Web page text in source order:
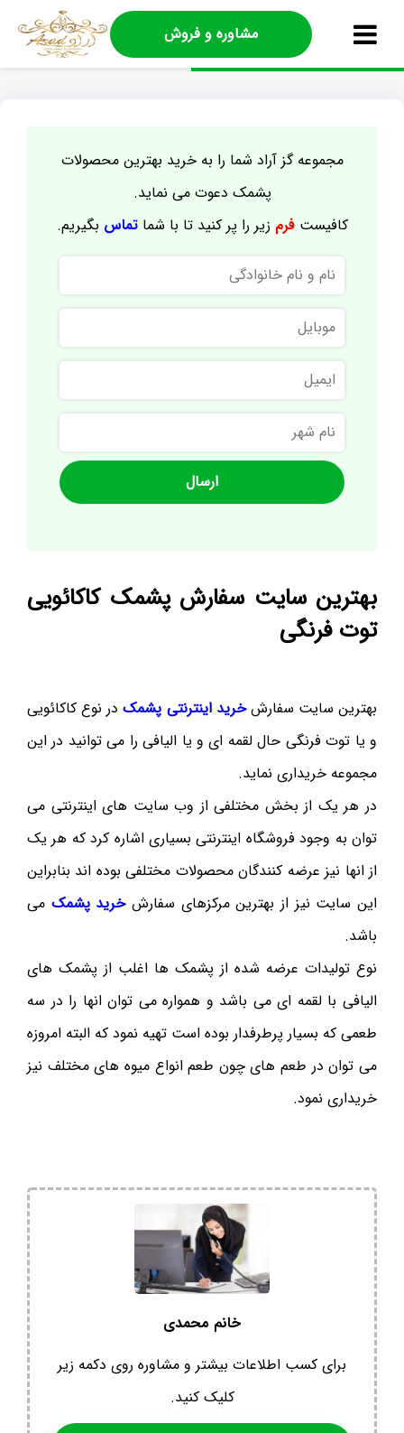
مشاوره و فروش
مجموعه گز آراد شما را به خرید بهترین محصولات
پشمک دعوت می نماید.
کافیستفرم زیر را پر کنید تا با شماتماس بگیریم.
نام
و
نام
خانوادگی
موبایل
ایمیل
نام
شهر
بهترین سایت سفارش پشمک کاکائویی
توت فرنگی
بهترین سایت سفارشخرید اینترنتی پشمکدر نوع کاکائویی
و یا توت فرنگی حال لقمه ای و یا الیافی را می توانید در این
مجموعه خریداری نماید.
در هر یک از بخش مختلفی از وب سایت های اینترنتی می
توان به وجود فروشگاه اینترنتی بسیاری اشاره کرد که هر یک
از انها نیز عرضه کنندگان محصولات مختلفی بوده اند بنابراین
این سایت نیز از بهترین مرکزهای سفارشخرید پشمک می
باشد.
نوع تولیدات عرضه شده از پشمک ها اغلب از پشمک های
الیافی با لقمه ای می باشد و همواره می توان انها را در سه
طعمی که بسیار پرطرفدار بوده است تهیه نمود که البته امروزه
می توان در طعم های چون طعم انواع میوه های مختلف نیز
خریداری نمود.
خانم محمدی
برای کسب اطلاعات بیشتر و مشاوره روی دکمه زیر
کلیک کنید.